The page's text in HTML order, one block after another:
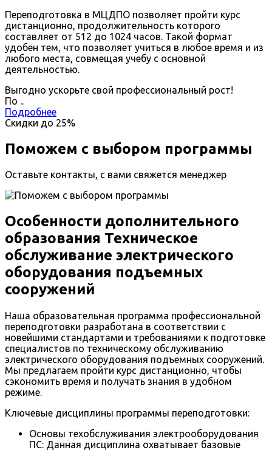
Переподготовка в МЦДПО позволяет пройти курс
дистанционно, продолжительность которого
составляет от 512 до 1024 часов. Такой формат
удобен тем, что позволяет учиться в любое время и из
любого места, совмещая учебу с основной
деятельностью.
Выгодно ускорьте свой профессиональный рост!
По ..
Подробнее
Скидки до 25%
Поможем с выбором программы
Оставьте контакты, с вами свяжется менеджер
Особенности дополнительного
образования Техническое
обслуживание электрического
оборудования подъемных
сооружений
Наша образовательная программа профессиональной
переподготовки разработана в соответствии с
новейшими стандартами и требованиями к подготовке
специалистов по техническому обслуживанию
электрического оборудования подъемных сооружений.
Мы предлагаем пройти курс дистанционно, чтобы
сэкономить время и получать знания в удобном
режиме.
Ключевые дисциплины программы переподготовки:
Основы техобслуживания электрооборудования
ПС: Данная дисциплина охватывает базовые